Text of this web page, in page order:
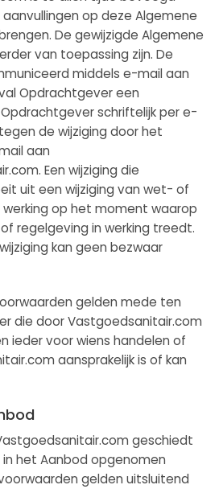
aanvullingen op deze Algemene
De gewijzigde Algemene
van toepassing zijn. De
middels e-mail aan
Opdrachtgever een
schriftelijk per e-
de wijziging door het
aan
Een wijziging die
uit een wijziging van wet- of
op het moment waarop
regelgeving in werking treedt.
kan geen bezwaar
gelden mede ten
die door Vastgoedsanitair.com
ieder voor wiens handelen of
aansprakelijk is of kan
geschiedt
in het Aanbod opgenomen
gelden uitsluitend